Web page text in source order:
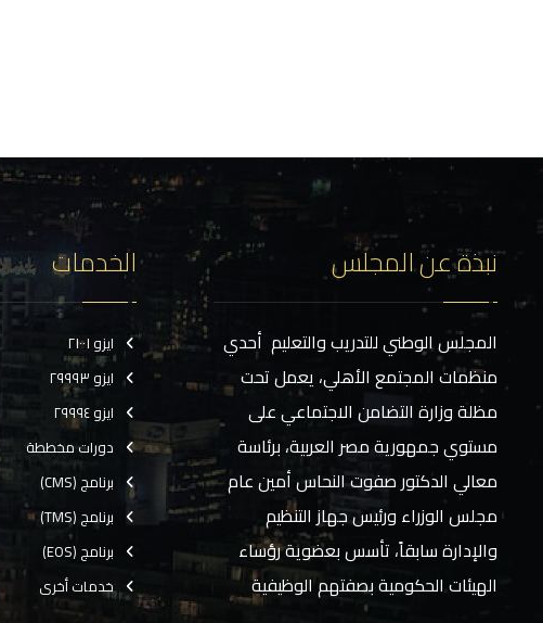
نبذة عن المجلس
المجلس الوطني للتدريب والتعليم أحدي
منظمات المجتمع الأهلي، يعمل تحت
مظلة وزارة التضامن الاجتماعي على
مستوي جمهورية مصر العربية، برئاسة
معالي الدكتور صفوت النحاس أمين عام
مجلس الوزراء ورئيس جهاز التنظيم
والإدارة سابقاً، تأسس بعضوية رؤساء
الهيئات الحكومية بصفتهم الوظيفية
الخدمات
ايزو ٢١٠٠١
ايزو ٢٩٩٩٣
ايزو ٢٩٩٩٤
دورات مخططة
برنامج (CMS)
برنامج (TMS)
برنامج (EOS)
خدمات أخرى